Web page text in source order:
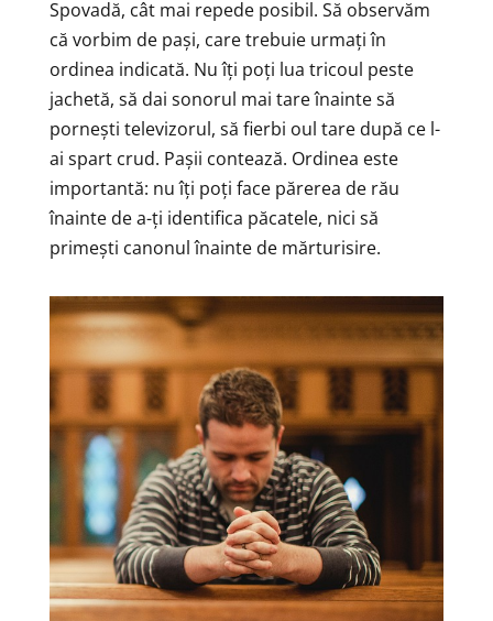
Spovadă, cât mai repede posibil. Să observăm
că vorbim de pași, care trebuie urmați în
ordinea indicată. Nu îți poți lua tricoul peste
jachetă, să dai sonorul mai tare înainte să
pornești televizorul, să fierbi oul tare după ce l-
ai spart crud. Pașii contează. Ordinea este
importantă: nu îți poți face părerea de rău
înainte de a-ți identifica păcatele, nici să
primești canonul înainte de mărturisire.